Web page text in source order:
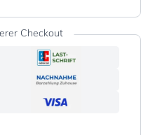
Checkout